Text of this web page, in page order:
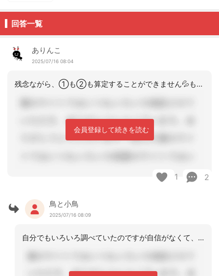
回答一覧
ありんこ
2025/07/16 08:04
残念ながら、①も②も算定することができません💦もし仮にファックスなどを送信したと
会員登録して続きを読む
1 2
鳥と小鳥
2025/07/16 08:09
自分でもいろいろ調べていたのですが自信がなくて、ご親切にありがとうございます。そ